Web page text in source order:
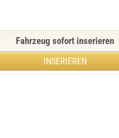
Fahrzeug sofort inserieren
INSERIEREN